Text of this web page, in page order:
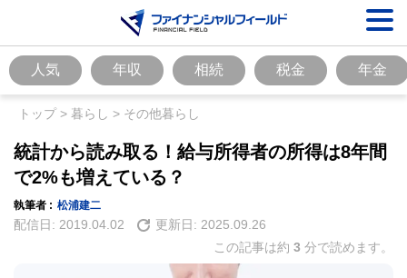
人気 年収 相続 税金 年金
トップ> 暮らし > その他暮らし
統計から読み取る！給与所得者の所得は8年間
で2%も増えている？
執筆者 : 松浦建二
配信日: 2019.04.02 更新日: 2025.09.26
この記事は約 3 分で読めます。